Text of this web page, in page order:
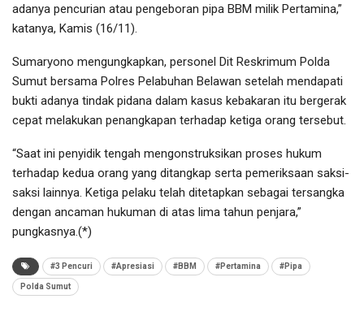
adanya pencurian atau pengeboran pipa BBM milik Pertamina,”
katanya, Kamis (16/11).
Sumaryono mengungkapkan, personel Dit Reskrimum Polda
Sumut bersama Polres Pelabuhan Belawan setelah mendapati
bukti adanya tindak pidana dalam kasus kebakaran itu bergerak
cepat melakukan penangkapan terhadap ketiga orang tersebut.
“Saat ini penyidik tengah mengonstruksikan proses hukum
terhadap kedua orang yang ditangkap serta pemeriksaan saksi-
saksi lainnya. Ketiga pelaku telah ditetapkan sebagai tersangka
dengan ancaman hukuman di atas lima tahun penjara,”
pungkasnya.(*)
#3 Pencuri #Apresiasi #BBM #Pertamina #Pipa
Polda Sumut